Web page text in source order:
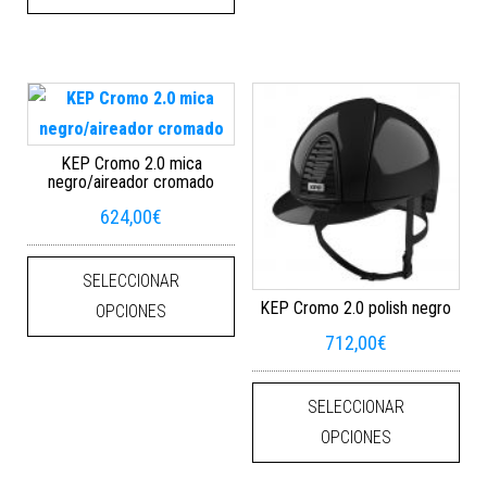
KEP Cromo 2.0 mica
negro/aireador cromado
624,00€
SELECCIONAR
OPCIONES
Este producto tiene múltiples
KEP Cromo 2.0 polish negro
712,00€
SELECCIONAR
OPCIONES